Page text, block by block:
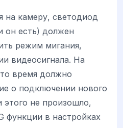
на камеру, светодиод
он есть) должен
режим мигания,
видеосигнала. На
время должно
о подключении нового
этого не произошло,
функции в настройках